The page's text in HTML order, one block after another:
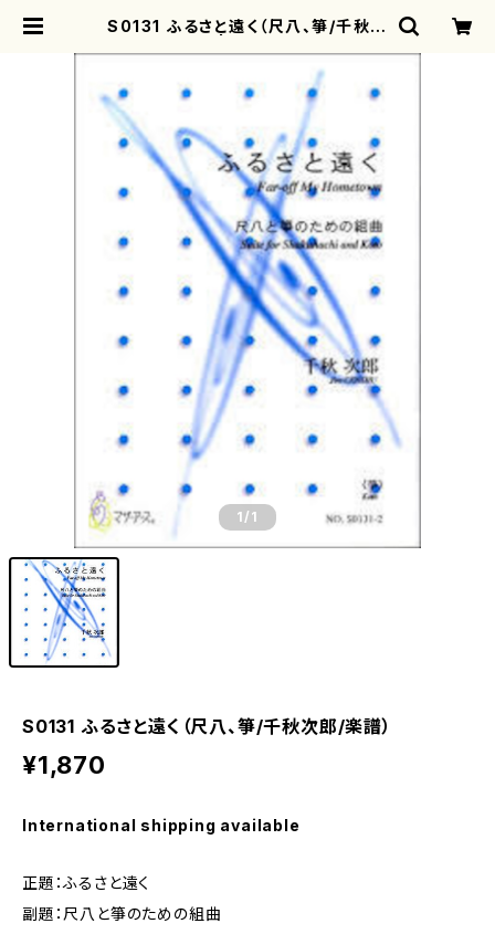
S0131 ふるさと遠く（尺八、箏/千秋次
1 /1
S0131 ふるさと遠く（尺八、箏/千秋次郎/楽譜）
¥1,870
International shipping available
正題：ふるさと遠く
副題：尺八と箏のための組曲